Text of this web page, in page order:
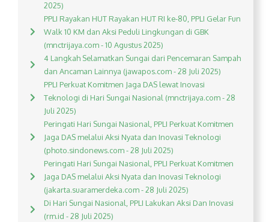
2025)
PPLI Rayakan HUT Rayakan HUT RI ke-80, PPLI Gelar Fun
Walk 10 KM dan Aksi Peduli Lingkungan di GBK
(mnctrijaya.com - 10 Agustus 2025)
4 Langkah Selamatkan Sungai dari Pencemaran Sampah
dan Ancaman Lainnya (jawapos.com - 28 Juli 2025)
PPLI Perkuat Komitmen Jaga DAS lewat Inovasi
Teknologi di Hari Sungai Nasional (mnctrijaya.com - 28
Juli 2025)
Peringati Hari Sungai Nasional, PPLI Perkuat Komitmen
Jaga DAS melalui Aksi Nyata dan Inovasi Teknologi
(photo.sindonews.com - 28 Juli 2025)
Peringati Hari Sungai Nasional, PPLI Perkuat Komitmen
Jaga DAS melalui Aksi Nyata dan Inovasi Teknologi
(jakarta.suaramerdeka.com - 28 Juli 2025)
Di Hari Sungai Nasional, PPLI Lakukan Aksi Dan Inovasi
(rm.id - 28 Juli 2025)